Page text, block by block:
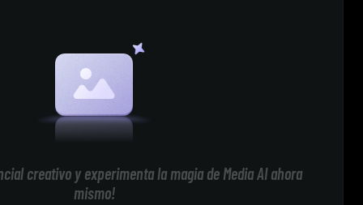
creativo y experimenta la magia de Media AI ahora
mismo!